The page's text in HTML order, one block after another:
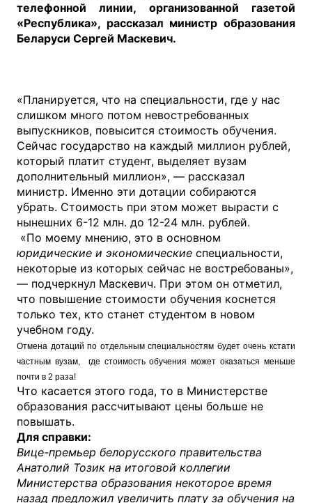
телефонной линии, организованной газетой
«Республика», рассказал министр образования
Беларуси Сергей Маскевич.
«Планируется, что на специальности, где у нас
слишком много потом невостребованных
выпускников, повысится стоимость обучения.
Сейчас государство на каждый миллион рублей,
который платит студент, выделяет вузам
дополнительный миллион», — рассказал
министр. Именно эти дотации собираются
убрать. Стоимость при этом может вырасти с
нынешних 6-12 млн. до 12-24 млн. рублей.
«По моему мнению, это в основном
юридические и экономические специальности,
некоторые из которых сейчас не востребованы»,
— подчеркнул Маскевич. При этом он отметил,
что повышение стоимости обучения коснется
только тех, кто станет студентом в новом
учебном году.
Отмена дотаций по отдельным специальностям будет очень кстати
частным вузам, где стоимость обучения может оказаться меньше
почти в 2 раза!
Что касается этого года, то в Министерстве
образования рассчитывают цены больше не
повышать.
Для справки:
Вице-премьер белорусского правительства
Анатолий Тозик на итоговой коллегии
Министерства образования некоторое время
назад предложил увеличить плату за обучения на